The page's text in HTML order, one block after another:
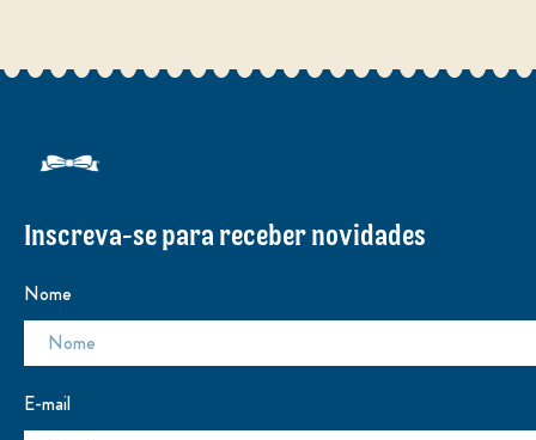
Inscreva-se para receber novidades
Nome
E-mail